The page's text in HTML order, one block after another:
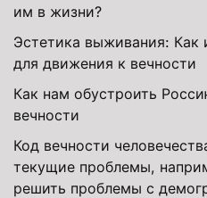
им в жизни?
Эстетика выживания: Как
для движения к вечности
Как нам обустроить
вечности
Код вечности
текущие проблемы,
решить проблемы с